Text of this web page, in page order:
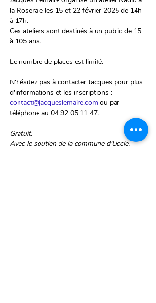
la Roseraie les 15 et 22 février 2025 de 14h
à 17h.
Ces ateliers sont destinés à un public de 15
à 105 ans.
Le nombre de places est limité.
N'hésitez pas à contacter Jacques pour plus
d'informations et les inscriptions :
contact@jacqueslemaire.com ou par
téléphone au 04 92 05 11 47.
Gratuit.
Avec le soutien de la commune d'Uccle.